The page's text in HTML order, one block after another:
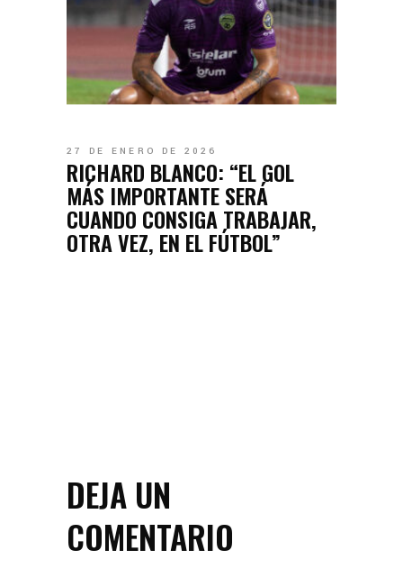
27 DE ENERO DE 2026
RICHARD BLANCO: “EL GOL
MÁS IMPORTANTE SERÁ
CUANDO CONSIGA TRABAJAR,
OTRA VEZ, EN EL FÚTBOL”
DEJA UN
COMENTARIO